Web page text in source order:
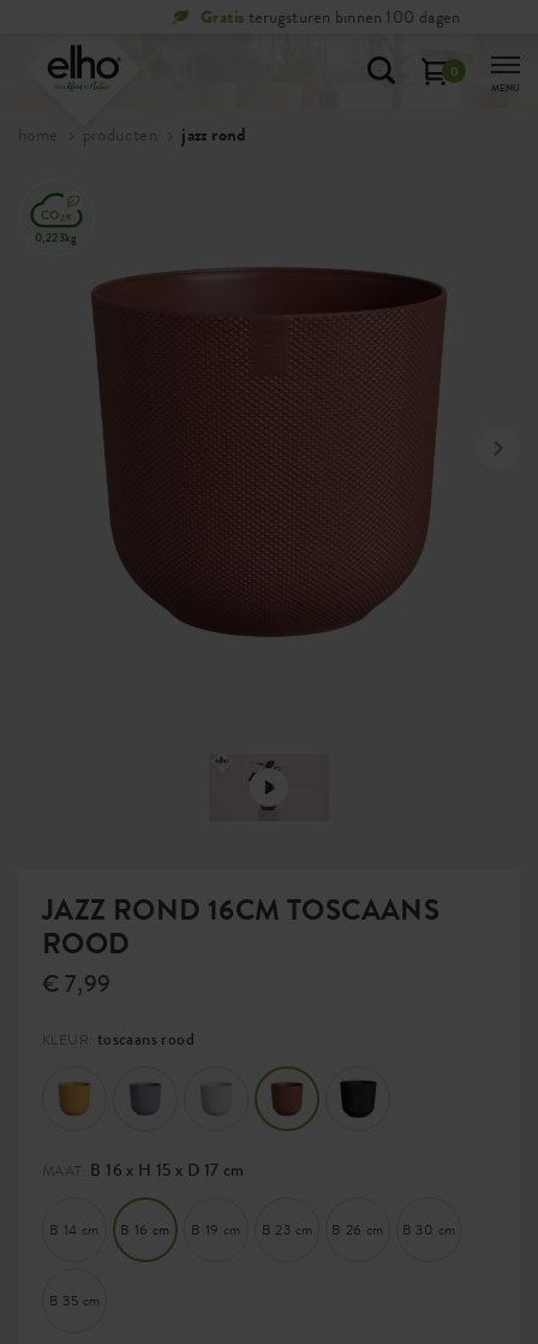
Gratis terugsturen binnen 100 dagen
0
MENU
home producten jazz rond
JAZZ ROND 16CM TOSCAANS
ROOD
€ 7,99
KLEUR: toscaans rood
MAAT: B 16 x H 15 x D 17 cm
B 14 cm B 16 cm B 19 cm B 23 cm B 26 cm B 30 cm
B 35 cm
0,223kg